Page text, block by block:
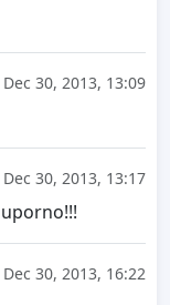
Dec 30, 2013, 13:09
Dec 30, 2013, 13:17
Dec 30, 2013, 16:22